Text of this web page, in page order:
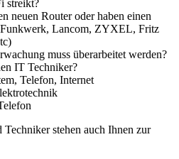
streikt?
neuen Router oder haben einen
Lancom, ZYXEL, Fritz
muss überarbeitet werden?
IT Techniker?
Telefon, Internet
stehen auch Ihnen zur